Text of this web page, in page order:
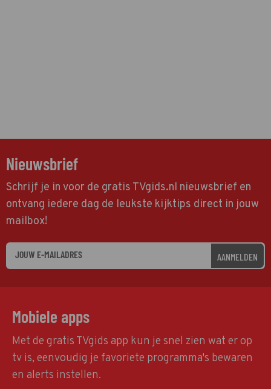
Nieuwsbrief
Schrijf je in voor de gratis TVgids.nl nieuwsbrief en
ontvang iedere dag de leukste kijktips direct in jouw
mailbox!
AANMELDEN
Mobiele apps
Met de gratis TVgids app kun je snel zien wat er op
tv is, eenvoudig je favoriete programma's bewaren
en alerts instellen.